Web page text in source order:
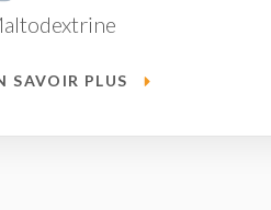
SAVOIR PLUS